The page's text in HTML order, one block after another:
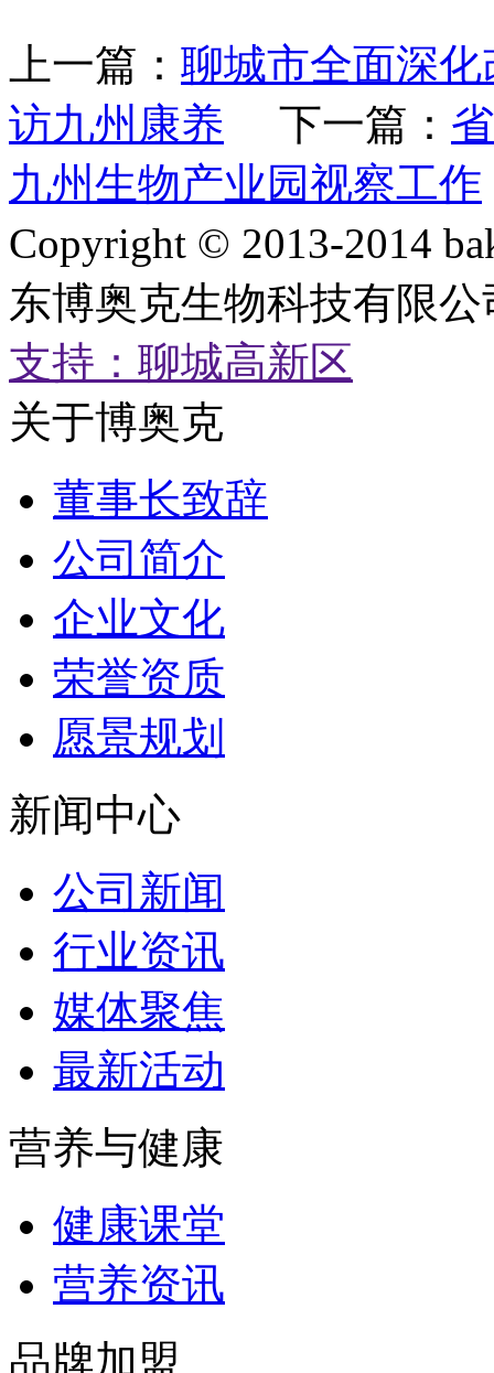
上一篇： 聊城市全面深
访九州康养 下一篇：
九州生物产业园视察工作
Copyright © 2013-2014
东博奥克生物科技有限
支持：聊城高新区
关于博奥克
董事长致辞
公司简介
企业文化
荣誉资质
愿景规划
新闻中心
公司新闻
行业资讯
媒体聚焦
最新活动
营养与健康
健康课堂
营养资讯
品牌加盟